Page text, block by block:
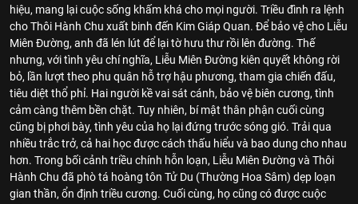
hiệu, mang lại cuộc sống khấm khá cho mọi người. Triều đình ra lệnh
cho Thôi Hành Chu xuất binh đến Kim Giáp Quan. Để bảo vệ cho Liễu
Miên Đường, anh đã lén lút để lại tờ hưu thư rồi lên đường. Thế
nhưng, với tình yêu chí nghĩa, Liễu Miên Đường kiên quyết không rời
bỏ, lần lượt theo phu quân hỗ trợ hậu phương, tham gia chiến đấu,
tiêu diệt thổ phỉ. Hai người kề vai sát cánh, bảo vệ biên cương, tình
cảm càng thêm bền chặt. Tuy nhiên, bí mật thân phận cuối cùng
cũng bị phơi bày, tình yêu của họ lại đứng trước sóng gió. Trải qua
nhiều trắc trở, cả hai học được cách thấu hiểu và bao dung cho nhau
hơn. Trong bối cảnh triều chính hỗn loạn, Liễu Miên Đường và Thôi
Hành Chu đã phò tá hoàng tôn Tử Du (Thường Hoa Sâm) dẹp loạn
gian thần, ổn định triều cương. Cuối cùng, họ cũng có được cuộc